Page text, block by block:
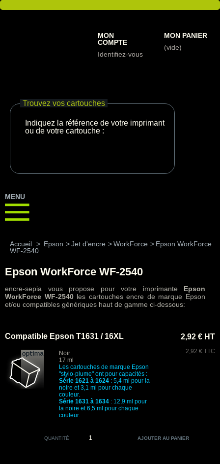
MON
COMPTE
Identifiez-vous
MON PANIER
(vide)
Trouvez vos cartouches
Indiquez la référence de votre imprimante
ou de votre cartouche :
MENU
Accueil > Epson >Jet d'encre >WorkForce > Epson WorkForce
WF-2540
Epson WorkForce WF-2540
encre-sepia vous propose pour votre imprimante Epson
WorkForce WF-2540les cartouches encre de marque Epson
et/ou compatibles génériques haut de gamme ci-dessous:
Compatible Epson T1631 / 16XL
Noir
17 ml
Les cartouches de marque Epson
"stylo-plume" ont pour capacités :
Série 1621 à 1624 : 5,4 ml pour la
noire et 3,1 ml pour chaque
couleur.
Série 1631 à 1634 : 12,9 ml pour
la noire et 6,5 ml pour chaque
couleur.
2,92 € HT
2,92 € TTC
QUANTITÉ